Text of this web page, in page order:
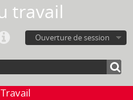
travail
Ouverture de session